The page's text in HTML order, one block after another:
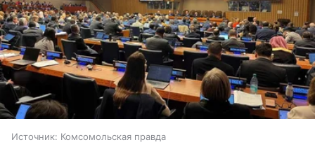
Источник: Комсомольская правда